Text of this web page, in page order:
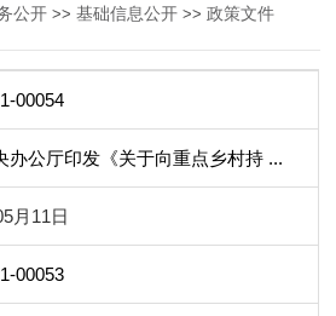
公开 >>基础信息公开 >>政策文件
00054
办公厅印发《关于向重点乡村持 ...
月11日
00053